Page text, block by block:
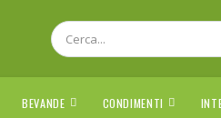
BEVANDE CONDIMENTI